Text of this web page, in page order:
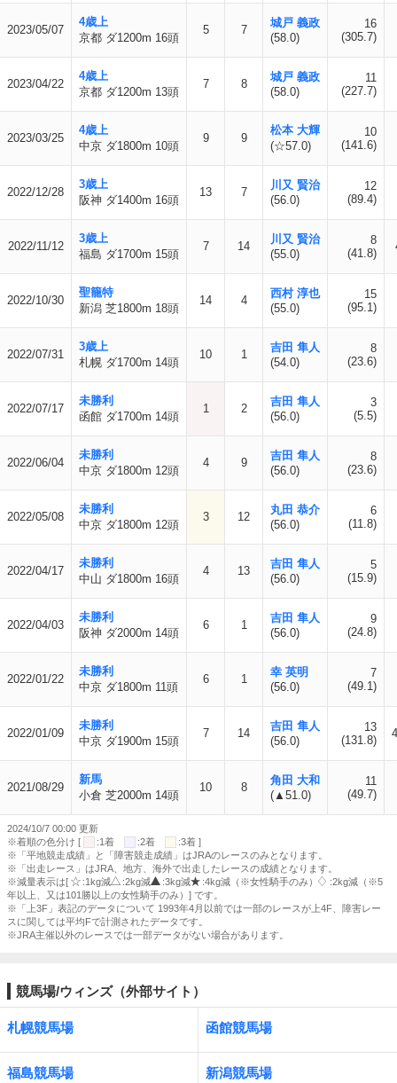
2023/05/07
4歳上
京都 ダ1200m 16頭
5 7
城戸 義政
(58.0)
16
(305.7)
2023/04/22
4歳上
京都 ダ1200m 13頭
7 8
城戸 義政
(58.0)
11
(227.7)
2023/03/25
4歳上
中京 ダ1800m 10頭
9 9
松本 大輝
(☆57.0)
10
(141.6)
2022/12/28
3歳上
阪神 ダ1400m 16頭
13 7
川又 賢治
(56.0)
12
(89.4)
2022/11/12
3歳上
福島 ダ1700m 15頭
7 14
川又 賢治
(55.0)
8
(41.8)
2022/10/30
聖籠特
新潟 芝1800m 18頭
14 4
西村 淳也
(55.0)
15
(95.1)
2022/07/31
3歳上
札幌 ダ1700m 14頭
10 1
吉田 隼人
(54.0)
8
(23.6)
2022/07/17
未勝利
函館 ダ1700m 14頭
1 2
吉田 隼人
(56.0)
3
(5.5)
2022/06/04
未勝利
中京 ダ1800m 12頭
4 9
吉田 隼人
(56.0)
8
(23.6)
2022/05/08
未勝利
中京 ダ1800m 12頭
3 12
丸田 恭介
(56.0)
6
(11.8)
2022/04/17
未勝利
中山 ダ1800m 16頭
4 13
吉田 隼人
(56.0)
5
(15.9)
2022/04/03
未勝利
阪神 ダ2000m 14頭
6 1
吉田 隼人
(56.0)
9
(24.8)
2022/01/22
未勝利
中京 ダ1800m 11頭
6 1
幸 英明
(56.0)
7
(49.1)
2022/01/09
未勝利
中京 ダ1900m 15頭
7 14
吉田 隼人
(56.0)
13
(131.8)
2021/08/29
新馬
小倉 芝2000m 14頭
10 8
角田 大和
(▲51.0)
11
(49.7)
2024/10/7 00:00 更新
※着順の色分け [
:1着 :2着
:3着 ]
※「平地競走成績」と「障害競走成績」はJRAのレースのみとなります。
※「出走レース」はJRA、地方、海外で出走したレースの成績となります。
※減量表示は[
:1kg減 :2kg減 :3kg減 :4kg減（※女性騎手のみ）
:2kg減（※5
年以上、又は101勝以上の女性騎手のみ）] です。
※「上3F」表記のデータについて 1993年4月以前では一部のレースが上4F、障害レー
スに関しては平均Fで計測されたデータです。
※JRA主催以外のレースでは一部データがない場合があります。
競馬場/ウィンズ（外部サイト）
札幌競馬場 函館競馬場
福島競馬場 新潟競馬場